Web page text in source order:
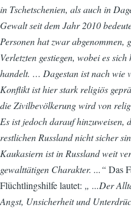
in Tschetschenien, als auch in
Gewalt seit dem Jahr 2010
Personen hat zwar
Verletzten gestiegen, wobei es
handelt. … Dagestan ist nach wie
Konflikt ist hier stark religiös
die Zivilbevölkerung wird von
Es ist jedoch darauf hinzuweisen,
restlichen Russland nicht sicher
Kaukasiern ist in Russland weit
gewalttätigen Charakter. ...“ Das
Flüchtlingshilfe lautet: „ ...Der
Angst, Unsicherheit und